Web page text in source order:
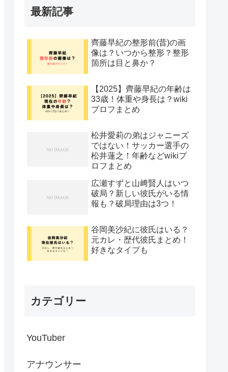
最新記事
齊藤早紀の整形前(昔)の画
像は？いつから整形？整形
箇所は目と鼻か？
【2025】齊藤早紀の年齢は
33歳！体重や身長は？wiki
プロフまとめ
松井愛莉の弟はジャニーズ
ではない！サッカー選手の
松井蓮之！年齢などwikiプ
ロフまとめ
広瀬すずと山﨑賢人はいつ
破局？新しい彼氏がいる情
報も？破局理由は3つ！
谷岡美沙紀に彼氏はいる？
元カレ・歴代彼氏まとめ！
好きなタイプも
カテゴリー
YouTuber
アナウンサー